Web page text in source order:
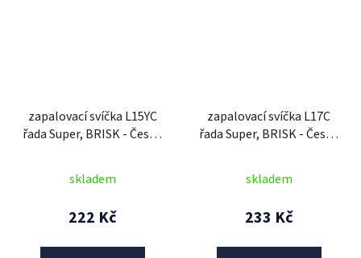
zapalovací svíčka L15YC
řada Super, BRISK - Česká
skladem
222 Kč
zapalovací svíčka L17C
řada Super, BRISK - Česká
skladem
233 Kč